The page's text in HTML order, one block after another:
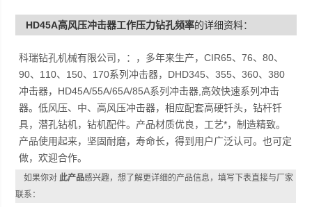
HD45A高风压冲击器工作压力钻孔频率的详细资料：
科瑞钻孔机械有限公司，：，多年来生产，CIR65、76、80、
90、110、150、170系列冲击器，DHD345、355、360、380
冲击器，HD45A/55A/65A/85A系列冲击器,高效快速系列冲击
器。低风压、中、高风压冲击器，相应配套高硬钎头，钻杆钎
具，潜孔钻机，钻机配件。产品材质优良，工艺*，制造精致。
产品使用起来，坚固耐磨，寿命长，得到用户广泛认可。也可定
做，欢迎合作。
如果你对此产品感兴趣，想了解更详细的产品信息，填写下表直接与厂家
联系：